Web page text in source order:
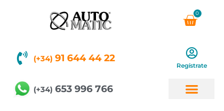
0
(+34) 91 644 44 22
Regístrate
(+34) 653 996 766